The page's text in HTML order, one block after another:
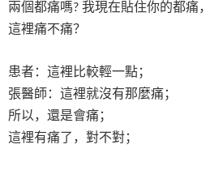
兩個都痛嗎? 我現在貼住你的都痛
這裡痛不痛？
患者：這裡比較輕一點；
張醫師：這裡就沒有那麼痛；
所以，還是會痛；
這裡有痛了，對不對；